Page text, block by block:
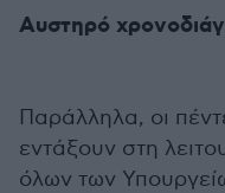
Αυστηρό
Παράλληλα, οι
εντάξουν στη
όλων των